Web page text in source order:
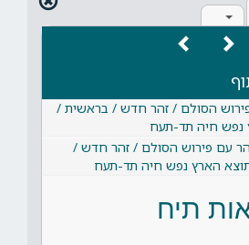
הסולם / זהר חדש / בראשית /
נפש חיה תד-תעח
עם פירוש הסולם / זהר חדש /
הארץ נפש חיה תד-תעח
תיח